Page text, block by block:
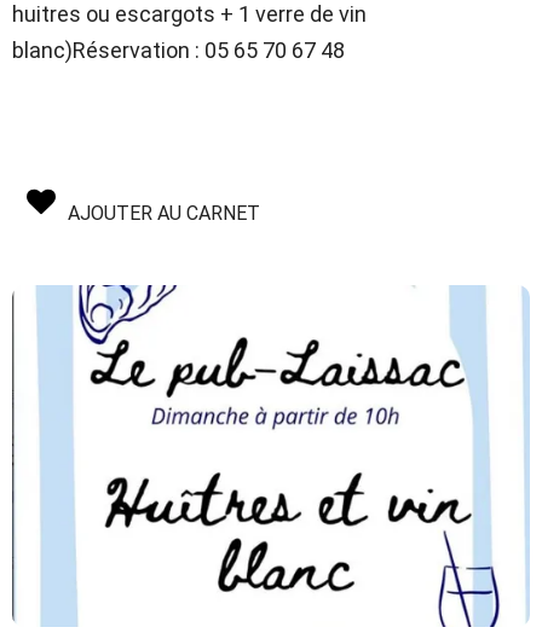
huitres ou escargots + 1 verre de vin
blanc)Réservation : 05 65 70 67 48
AJOUTER AU CARNET